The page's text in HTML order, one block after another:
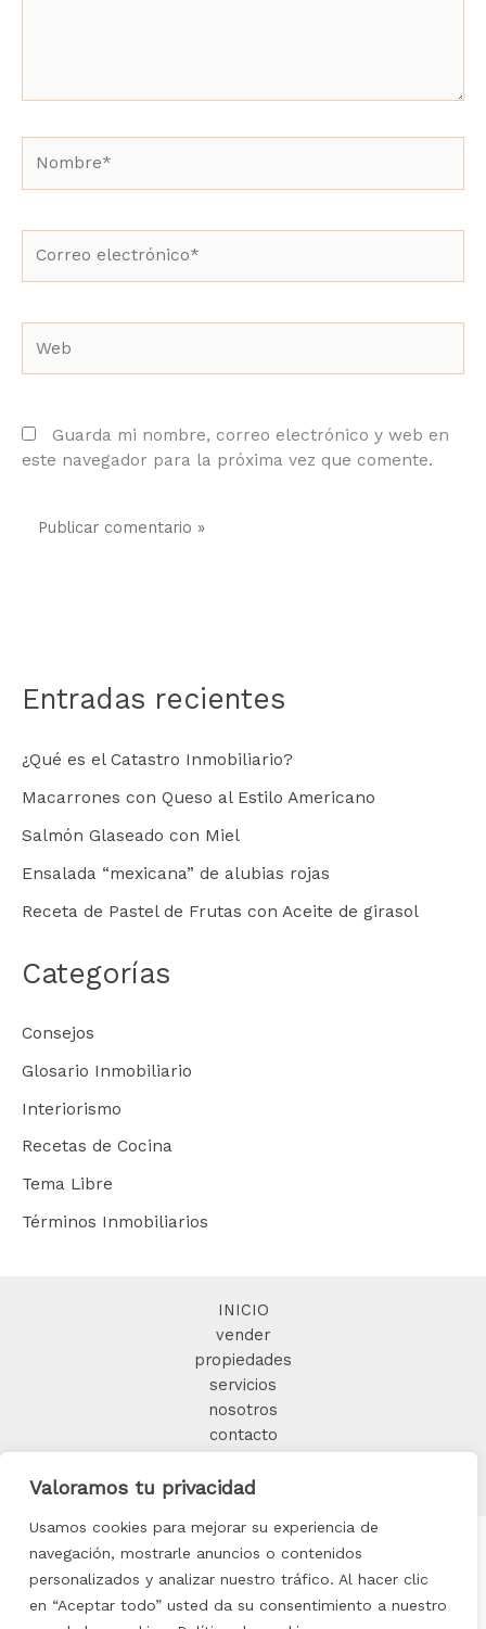
Valoramos tu privacidad
Usamos cookies para mejorar su experiencia de
navegación, mostrarle anuncios o contenidos
personalizados y analizar nuestro tráfico. Al hacer clic
en “Aceptar todo” usted da su consentimiento a nuestro
electrónico*
Guarda mi nombre, correo electrónico y web en
este navegador para la próxima vez que comente.
Entradas recientes
¿Qué es el Catastro Inmobiliario?
Macarrones con Queso al Estilo Americano
Salmón Glaseado con Miel
Ensalada “mexicana” de alubias rojas
Receta de Pastel de Frutas con Aceite de girasol
Categorías
Consejos
Glosario Inmobiliario
Interiorismo
Recetas de Cocina
Tema Libre
Términos Inmobiliarios
INICIO
vender
propiedades
servicios
nosotros
contacto
Copyright © 2025 FORMIDABLE HOME